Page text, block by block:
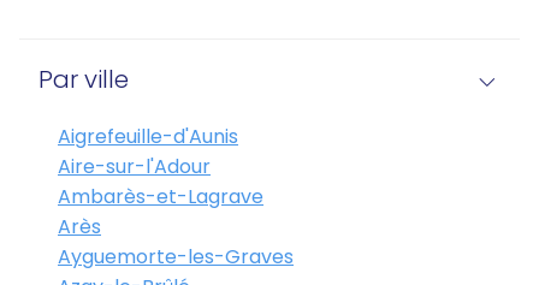
Par ville
Aigrefeuille-d'Aunis
Aire-sur-l'Adour
Ambarès-et-Lagrave
Arès
Ayguemorte-les-Graves